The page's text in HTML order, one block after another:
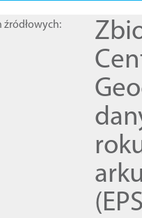
źródłowych: